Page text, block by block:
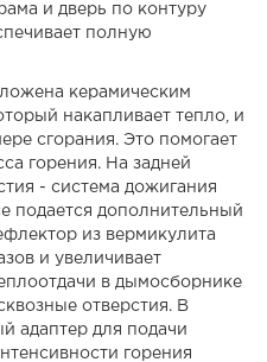
и дверь по контуру
полную
керамическим
накапливает тепло, и
сгорания. Это помогает
горения. На задней
- система дожигания
подается дополнительный
из вермикулита
и увеличивает
в дымосборнике
отверстия. В
адаптер для подачи
горения